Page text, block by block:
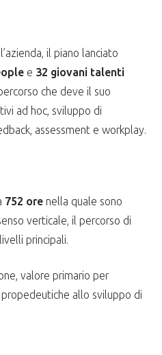
il piano lanciato
e 32 giovani talenti
che deve il suo
ad hoc, sviluppo di
assessment e workplay.
752 ore nella quale sono
verticale, il percorso di
principali.
valore primario per
allo sviluppo di